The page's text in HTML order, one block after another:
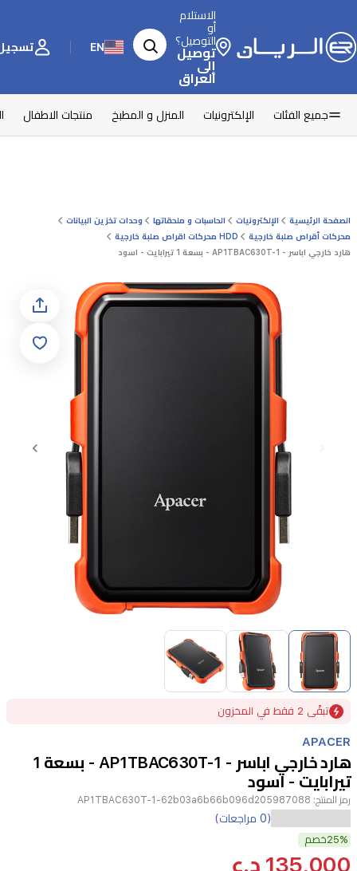
الاستلام
أو
التوصيل؟
توصيل
إلى
العراق
EN تسجيل
جميع الفئات الإلكترونيات المنزل و المطبخ منتجات الاطفال
الصفحة الرئيسية الإلكترونيات الحاسبات و ملحقاتها
وحدات تخزين البيانات
محركات أقراص صلبة خارجية
HDD محركات اقراص صلبة خارجية
هارد خارجي اباسر - AP1TBAC630T-1 - بسعة 1 تيرابايت - اسود
Item
of
3
تبقًى 2 فقط في المخزون
APACER
هارد خارجي اباسر - AP1TBAC630T-1 - بسعة 1
تيرابايت - اسود
رمز المنتج: AP1TBAC630T-1-62b03a6b66b096d205987088
درايف
أباسير
(0 مراجعات)
25%خصم
135,000 د.ع